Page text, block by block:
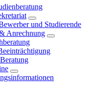
und Studierende
Anrechnung